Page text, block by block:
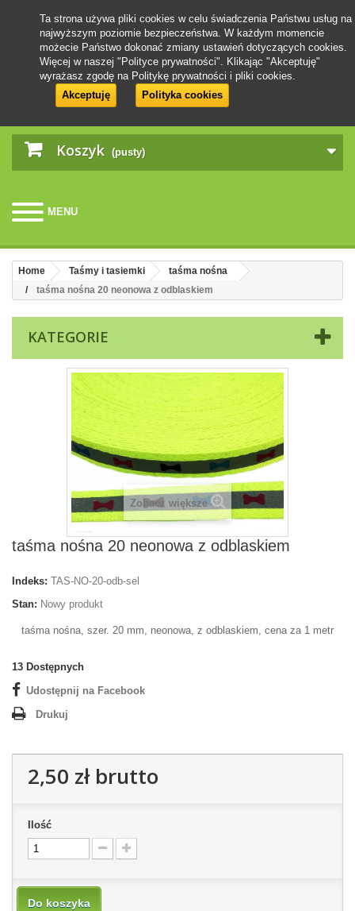
Koszyk (pusty)
MENU
Ta strona używa pliki cookies w celu świadczenia Państwu usług na
najwyższym poziomie bezpieczeństwa. W każdym momencie
możecie Państwo dokonać zmiany ustawień dotyczących cookies.
Więcej w naszej "Polityce prywatności". Klikając "Akceptuję"
wyrażasz zgodę na Politykę prywatności i pliki cookies.
Akceptuję
Polityka cookies
Home Taśmy i tasiemki
taśma nośna
taśma nośna 20 neonowa z odblaskiem
KATEGORIE
Zobacz większe
taśma nośna 20 neonowa z odblaskiem
Indeks: TAS-NO-20-odb-sel
Stan: Nowy produkt
taśma nośna, szer. 20 mm, neonowa, z odblaskiem, cena za 1 metr
13 Dostępnych
Udostępnij na Facebook
Drukuj
2,50 złbrutto
Ilość
Do koszyka